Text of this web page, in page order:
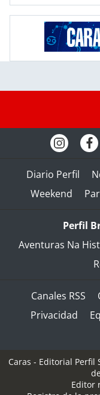
Diario Perfil
Weekend
Perfil
Aventuras Na
Canales RSS
Privacidad
Caras - Editorial Perfil
Editor